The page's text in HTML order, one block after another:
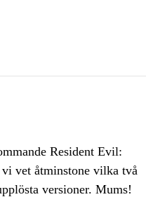
Resident Evil:
vet åtminstone vilka två
versioner. Mums!